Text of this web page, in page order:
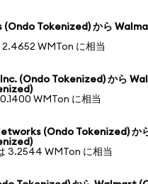
(Ondo Tokenized) から
2.4652 WMTon に相当
(Ondo Tokenized) から
WMTon に相当
(Ondo Tokenized) か
3.2544 WMTon に相当